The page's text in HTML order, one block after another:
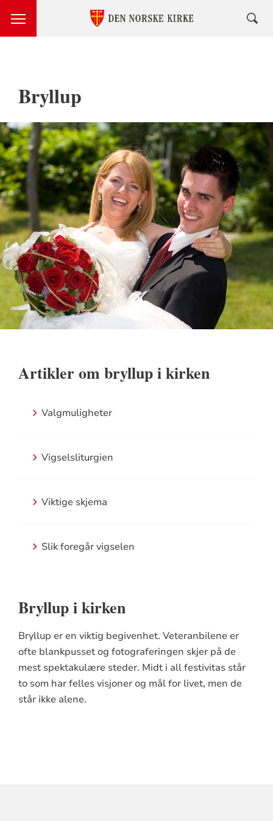
Bryllup
Artikler om bryllup i kirken
Valgmuligheter
Vigselsliturgien
Viktige skjema
Slik foregår vigselen
Bryllup i kirken
Bryllup er en viktig begivenhet. Veteranbilene er
ofte blankpusset og fotograferingen skjer på de
mest spektakulære steder. Midt i all festivitas står
to som har felles visjoner og mål for livet, men de
står ikke alene.